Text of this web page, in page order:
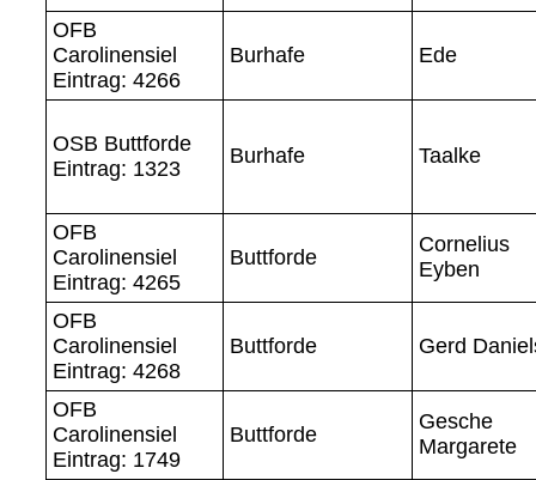
OFB
Carolinensiel
Eintrag: 4266
Burhafe Ede
OSB Buttforde
Eintrag: 1323
Burhafe Taalke
OFB
Carolinensiel
Eintrag: 4265
Buttforde
Cornelius
Eyben
OFB
Carolinensiel
Eintrag: 4268
Buttforde Gerd
OFB
Carolinensiel
Eintrag: 1749
Buttforde
Gesche
Margarete